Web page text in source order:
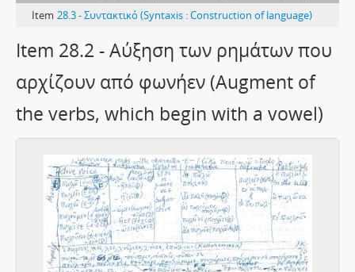
Item 28.3 - Συντακτικό (Syntaxis : Construction of language)
Item 28.2 - Αύξηση των ρημάτων που
αρχίζουν από φωνήεν (Augment of
the verbs, which begin with a vowel)